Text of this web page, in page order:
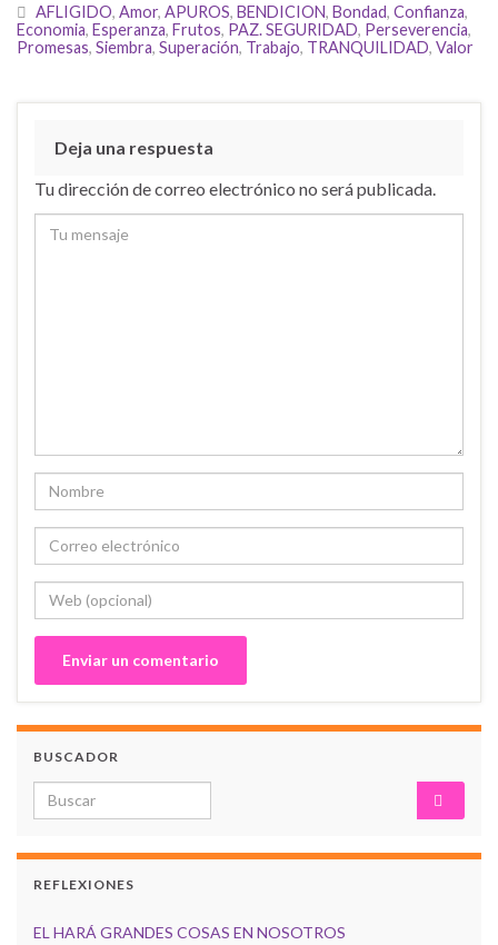
AFLIGIDO, Amor, APUROS, BENDICION, Bondad, Confianza,
Economia, Esperanza, Frutos, PAZ. SEGURIDAD, Perseverencia,
Promesas, Siembra, Superación, Trabajo, TRANQUILIDAD, Valor
Deja una respuesta
Tu dirección de correo electrónico no será publicada.
BUSCADOR
Search for:
REFLEXIONES
EL HARÁ GRANDES COSAS EN NOSOTROS